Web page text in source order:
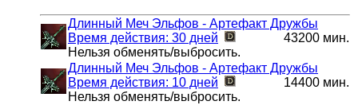
Длинный Меч Эльфов - Артефакт Дружбы
Время действия: 30 дней
43200 мин.
Нельзя обменять/выбросить.
Длинный Меч Эльфов - Артефакт Дружбы
Время действия: 10 дней
14400 мин.
Нельзя обменять/выбросить.